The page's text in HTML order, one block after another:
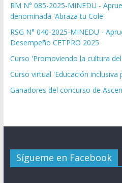
RM N° 085-2025-MINEDU -
denominada 'Abraza tu Cole'
RSG N° 040-2025-MINEDU -
Desempeño CETPRO 2025
Curso 'Promoviendo la cultura
Curso virtual 'Educación
Ganadores del concurso de
Sígueme en Facebook